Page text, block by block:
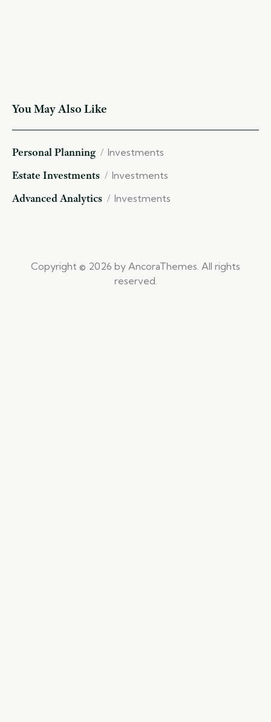
You May Also Like
Investments
Personal Planning
Investments
Estate Investments
Investments
Advanced Analytics
Copyright © 2026 by AncoraThemes. All rights
reserved.